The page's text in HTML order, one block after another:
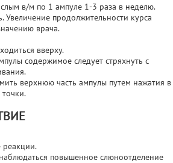
в/м по 1 ампуле 1-3 раза в неделю.
Увеличение продолжительности курса
врача.
вверху.
содержимое следует стряхнуть с
верхнюю часть ампулы путем нажатия в
реакции.
повышенное слюноотделение